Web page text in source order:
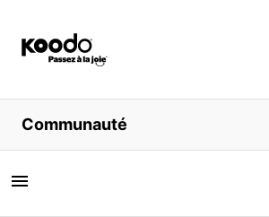
Magasiner
Libre service
Aide
Communauté